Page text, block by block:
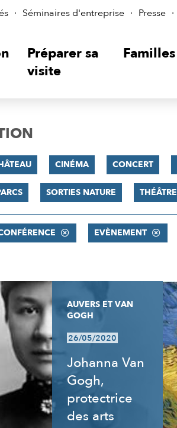
Séminaires d'entreprise Presse
Préparer sa
visite
Familles
CINÉMA CONCERT
SORTIES NATURE THÉÂTRE
EVÈNEMENT
AUVERS ET VAN
GOGH
26/05/2020
Johanna Van
Gogh,
protectrice
des arts